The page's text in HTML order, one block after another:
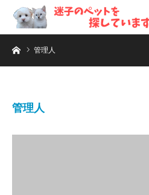
ホーム管理人
管理人